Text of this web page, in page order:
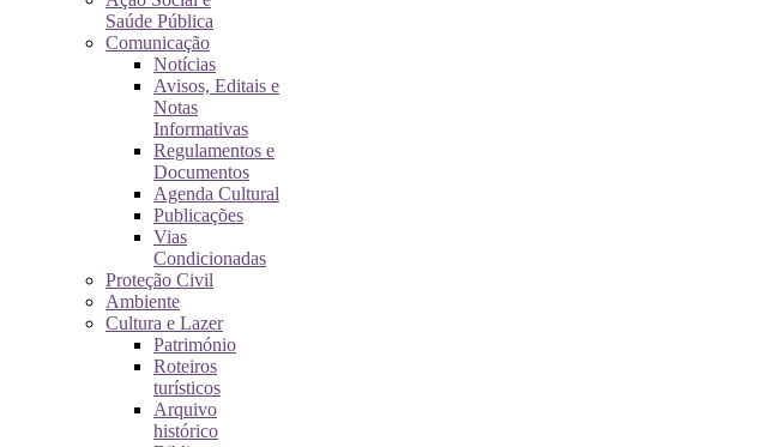
Saúde Pública
Comunicação
Notícias
Avisos, Editais e
Notas
Informativas
Regulamentos e
Documentos
Agenda Cultural
Publicações
Vias
Condicionadas
Proteção Civil
Ambiente
Cultura e Lazer
Património
Roteiros
turísticos
Arquivo
histórico